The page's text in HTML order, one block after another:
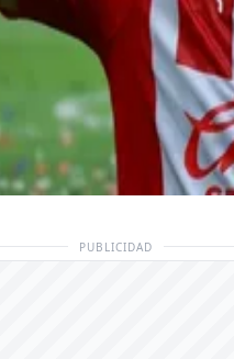
PUBLICIDAD